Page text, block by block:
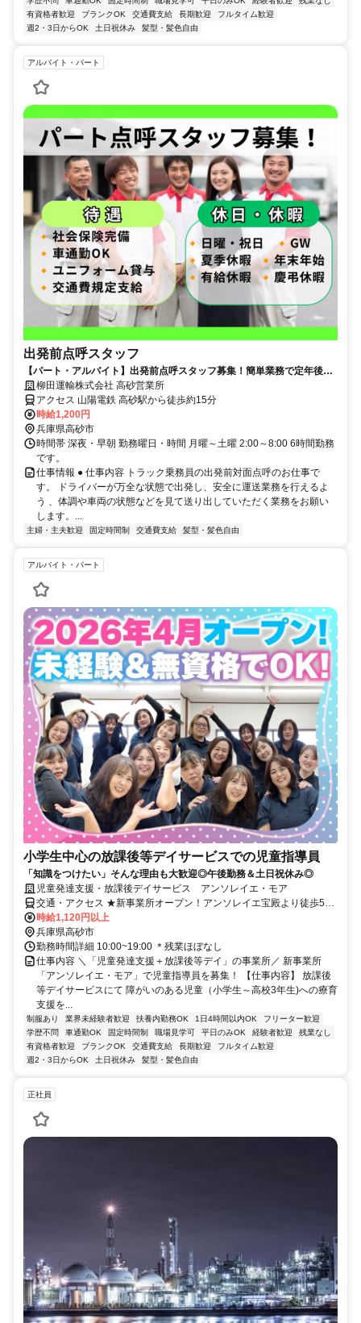
有資格者歓迎
ブランクOK 交通費支給 長期歓迎
フルタイム歓迎
週2・3日からOK
土日祝休み 髪型・髪色自由
アルバイト・パート
出発前点呼スタッフ
【パート・アルバイト】出発前点呼スタッフ募集！簡単業務で定年後で
も無理なく働けます！
柳田運輸株式会社 高砂営業所
アクセス 山陽電鉄 高砂駅から徒歩約15分
時給1,200円
兵庫県高砂市
時間帯 深夜・早朝 勤務曜日・時間 月曜～土曜 2:00～8:00 6時間勤務
です。
仕事情報 ● 仕事内容 トラック乗務員の出発前対面点呼のお仕事で
す。 ドライバーが万全な状態で出発し、安全に運送業務を行えるよ
う 、体調や車両の状態などを見て送り出していただく業務をお願い
します。...
主婦・主夫歓迎 固定時間制 交通費支給 髪型・髪色自由
アルバイト・パート
小学生中心の放課後等デイサービスでの児童指導員
「知識をつけたい」そんな理由も大歓迎◎午後勤務＆土日祝休み◎
児童発達支援・放課後デイサービス アンソレイエ・モア
交通・アクセス ★新事業所オープン！アンソレイエ宝殿より徒歩5分
★『宝殿駅』より徒歩で25分/車で6分
時給1,120円以上
兵庫県高砂市
勤務時間詳細 10:00~19:00 ＊残業ほぼなし
仕事内容 ＼「児童発達支援＋放課後等デイ」の事業所／ 新事業所
「アンソレイエ・モア」で児童指導員を募集！ 【仕事内容】 放課後
等デイサービスにて 障がいのある児童（小学生～高校3年生)への療育
支援を...
制服あり 業界未経験者歓迎 扶養内勤務OK 1日4時間以内OK
フリーター歓迎
学歴不問
車通勤OK 固定時間制 職場見学可 平日のみOK 経験者歓迎
残業なし
有資格者歓迎
ブランクOK 交通費支給 長期歓迎
フルタイム歓迎
週2・3日からOK
土日祝休み 髪型・髪色自由
正社員